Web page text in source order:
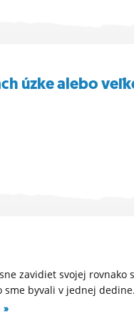
úzke alebo
zavidiet svojej rovnako
sme byvali v jednej
»